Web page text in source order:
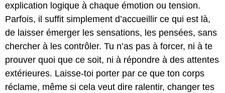
explication logique à chaque émotion ou tension.
Parfois, il suffit simplement d’accueillir ce qui est là,
de laisser émerger les sensations, les pensées, sans
chercher à les contrôler. Tu n’as pas à forcer, ni à te
prouver quoi que ce soit, ni à répondre à des attentes
extérieures. Laisse-toi porter par ce que ton corps
réclame, même si cela veut dire ralentir, changer tes